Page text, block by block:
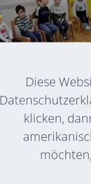
Diese
klicken,